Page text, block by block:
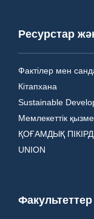
Ресурстар
Фактілер мен
Кітапхана
Sustainable
Мемлекеттік
ҚОҒАМДЫҚ
UNION
Факультеттер